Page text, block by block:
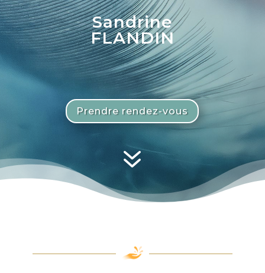
Sandrine
FLANDIN
Prendre rendez-vous
7